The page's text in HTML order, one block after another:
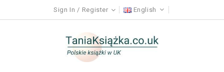
Sign In Register English